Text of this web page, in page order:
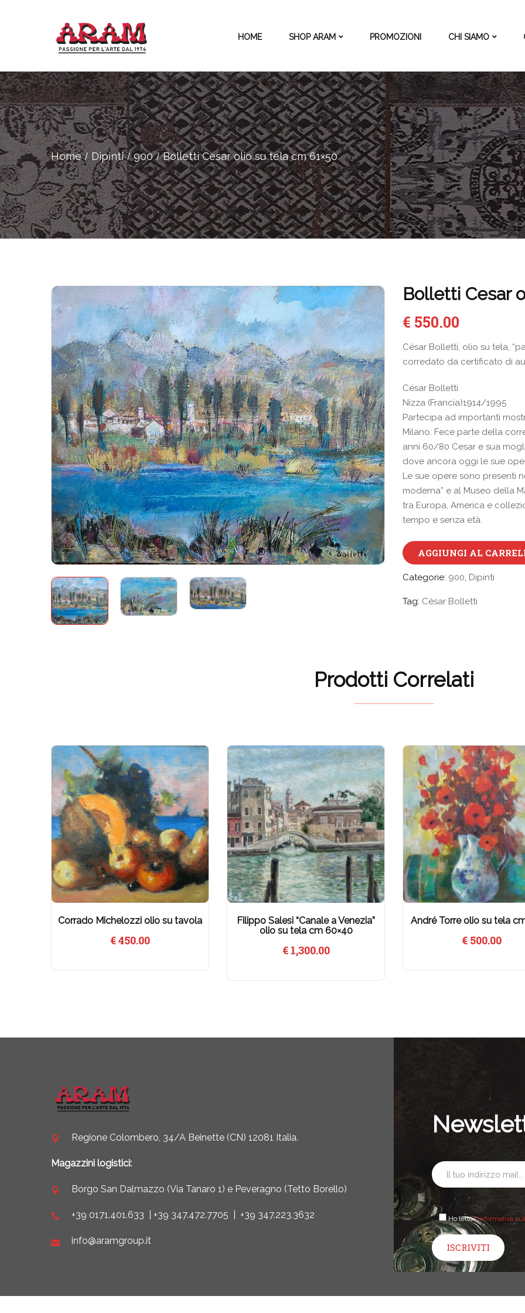
HOME SHOP ARAM PROMOZIONI CHI SIAMO
Home Dipinti 900 Bolletti Cesar olio su tela cm 61×50
Bolletti Cesar
€ 550.00
César Bolletti, olio su tela,
corredato da certificato di
César Bolletti
Nizza (Francia)1914/1995
Partecipa ad importanti
Milano. Fece parte della
anni 60/80 Cesar e sua
dove ancora oggi le sue
Le sue opere sono presenti
moderna” e al Museo della
tra Europa, America e
tempo e senza età.
AGGIUNGI AL
Categorie: 900, Dipinti
Tag: César Bolletti
Prodotti Correlati
Corrado Michelozzi olio su tavola
€450.00
Filippo Salesi “Canale a Venezia”
olio su tela cm 60×40
€1,300.00
André Torre olio su tela
€ 500.00
Regione Colombero, 34/A Beinette (CN) 12081 Italia.
Magazzini logistici:
Borgo San Dalmazzo (Via Tanaro 1) e Peveragno (Tetto Borello)
+39 0171.401.633 +39 347.472.7705 +39 347.223.3632
info@aramgroup.it
Ho lettol'informativa